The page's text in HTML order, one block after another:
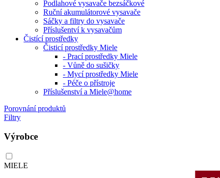
Podlahové vysavače bezsáčkové
Ruční akumulátorové vysavače
Sáčky a filtry do vysavače
Příslušentví k vysavačům
Čistící prostředky
Čisticí prostředky Miele
- Prací prostředky Miele
- Vůně do sušičky
- Mycí prostředky Miele
- Péče o přístroje
Příslušenství a Miele@home
Porovnání produktů
Filtry
Výrobce
MIELE